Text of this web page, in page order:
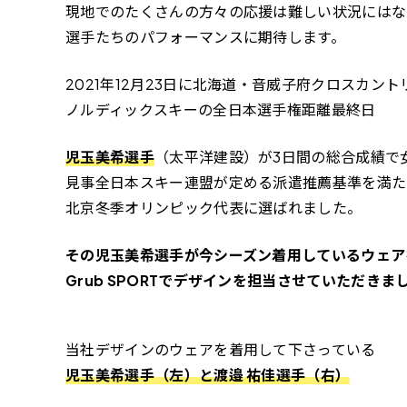
現地でのたくさんの方々の応援は難しい状況には
選手たちのパフォーマンスに期待します。
2021年12月23日に北海道・音威子府クロスカント
ノルディックスキーの全日本選手権距離最終日
児玉美希選手（太平洋建設）が3日間の総合成績で
見事全日本スキー連盟が定める派遣推薦基準を満
北京冬季オリンピック代表に選ばれました。
その児玉美希選手が今シーズン着用しているウェ
Grub SPORTでデザインを担当させていただきま
当社デザインのウェアを着用して下さっている
児玉美希選手（左）と渡邉 祐佳選手（右）